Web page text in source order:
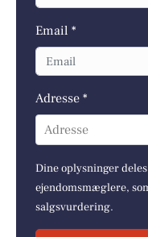
Email *
Adresse *
Adresse
Dine oplysninger
ejendomsmæglere,
salgsvurdering.